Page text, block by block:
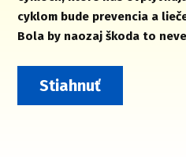
cyklom bude prevencia a
Bola by naozaj škoda to
Stiahnuť